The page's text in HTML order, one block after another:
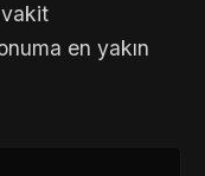
en yakın